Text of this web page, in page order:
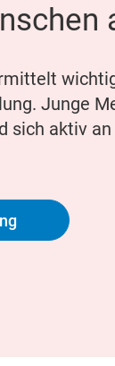
Junge
sich aktiv